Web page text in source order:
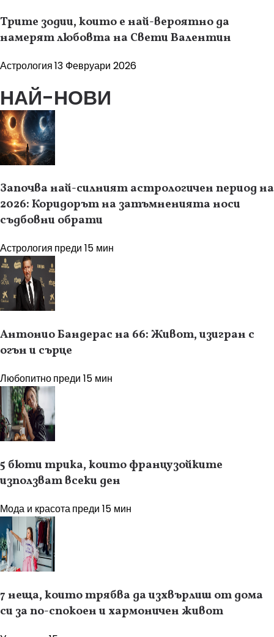
Трите зодии, които е най-вероятно да
намерят любовта на Свети Валентин
Астрология13 Февруари 2026
НАЙ-НОВИ
Започва най-силният астрологичен период на
2026: Коридорът на затъмненията носи
съдбовни обрати
Астрология преди 15 мин
Антонио Бандерас на 66: Живот, изигран с
огън и сърце
Любопитнопреди 15 мин
5 бюти трика, които французойките
използват всеки ден
Мода и красотапреди 15 мин
7 неща, които трябва да изхвърлиш от дома
си за по-спокоен и хармоничен живот